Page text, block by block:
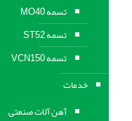
تسمه MO40
تسمه ST52
تسمه VCN150
خدمات
آهن آلات صنعتی